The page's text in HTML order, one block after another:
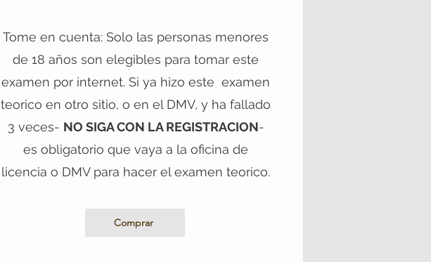
Tome en cuenta: Solo las personas menores
de 18 años son elegibles para tomar este
examen por internet. Si ya hizo este examen
teorico en otro sitio, o en el DMV, y ha fallado
3 veces- NO SIGA CON LA REGISTRACION-
es obligatorio que vaya a la oficina de
licencia o DMV para hacer el examen teorico.
Comprar